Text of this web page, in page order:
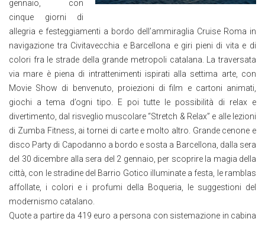
gennaio, con
cinque giorni di
allegria e festeggiamenti a bordo dell’ammiraglia Cruise Roma in
navigazione tra Civitavecchia e Barcellona e giri pieni di vita e di
colori fra le strade della grande metropoli catalana. La traversata
via mare è piena di intrattenimenti ispirati alla settima arte, con
Movie Show di benvenuto, proiezioni di film e cartoni animati,
giochi a tema d’ogni tipo. E poi tutte le possibilità di relax e
divertimento, dal risveglio muscolare “Stretch & Relax” e alle lezioni
di Zumba Fitness, ai tornei di carte e molto altro. Grande cenone e
disco Party di Capodanno a bordo e sosta a Barcellona, dalla sera
del 30 dicembre alla sera del 2 gennaio, per scoprire la magia della
città, con le stradine del Barrio Gotico illuminate a festa, le ramblas
affollate, i colori e i profumi della Boqueria, le suggestioni del
modernismo catalano.
Quote a partire da 419 euro a persona con sistemazione in cabina